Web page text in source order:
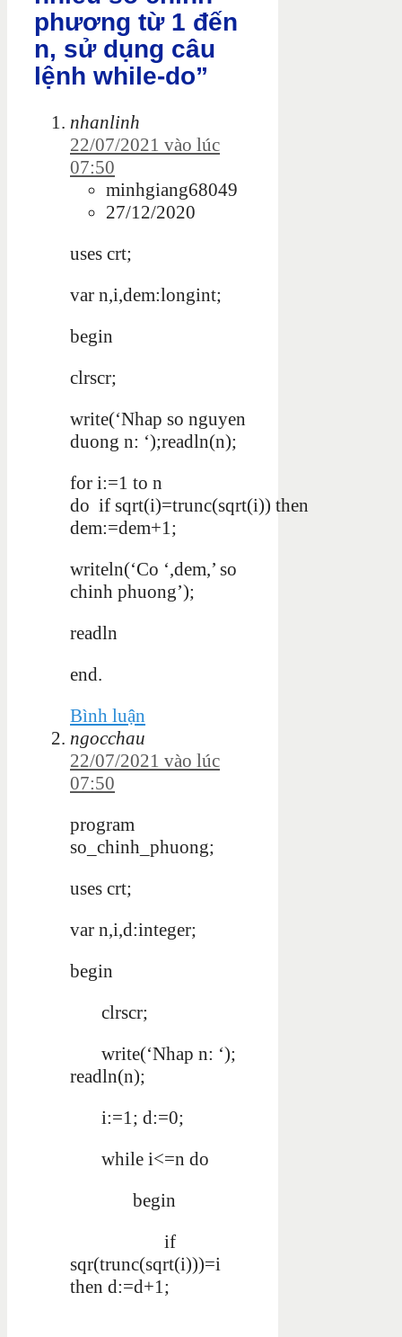
phương từ 1 đến
n, sử dụng câu
lệnh while-do”
nhanlinh
22/07/2021 vào lúc
07:50
minhgiang68049
27/12/2020
uses crt;
var n,i,dem:longint;
begin
clrscr;
write(‘Nhap so nguyen
duong n: ‘);readln(n);
for i:=1 to n
do if sqrt(i)=trunc(sqrt(i)) then
dem:=dem+1;
writeln(‘Co ‘,dem,’ so
chinh phuong’);
readln
end.
Bình luận
ngocchau
22/07/2021 vào lúc
07:50
program
so_chinh_phuong;
uses crt;
var n,i,d:integer;
begin
clrscr;
write(‘Nhap n: ‘);
readln(n);
i:=1; d:=0;
while i<=n do
begin
if
sqr(trunc(sqrt(i)))=i
then d:=d+1;